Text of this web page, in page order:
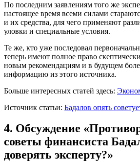
По последним заявлениям того же
настоящее время всеми силами
и их средства, для чего применяют
уловки и специальные условия.
Те же, кто уже последовал
теперь имеют полное право
новым рекомендациям и в будущем
информацию из этого источника.
Больше интересных статей здесь:
Источник статьи: Бадалов опять
4. Обсуждение
советы финансиста
доверять эксперту?»